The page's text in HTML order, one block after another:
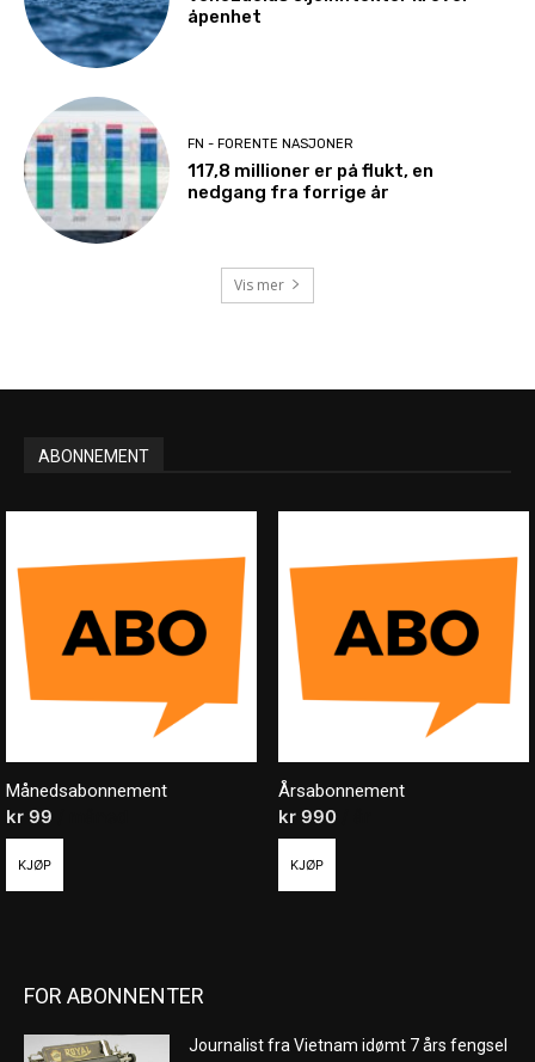
åpenhet
FN - FORENTE NASJONER
117,8 millioner er på flukt, en
nedgang fra forrige år
Vis mer
ABONNEMENT
Månedsabonnement
kr 99
KJØP
Årsabonnement
kr990
KJØP
FOR ABONNENTER
Journalist fra Vietnam idømt 7 års fengsel